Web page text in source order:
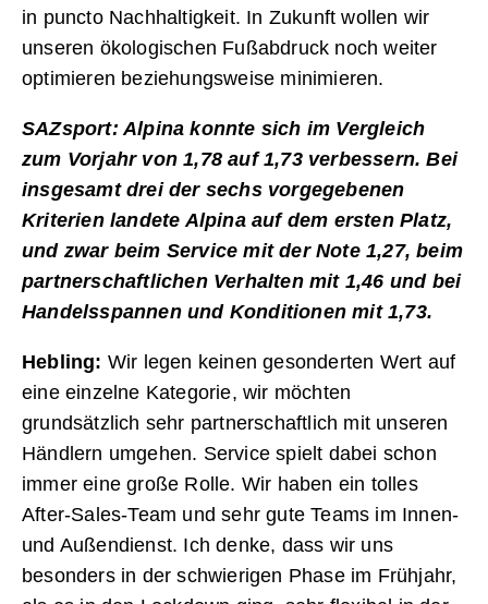
in puncto Nachhaltigkeit. In Zukunft wollen wir
unseren ökologischen Fuß­abdruck noch weiter
optimieren beziehungsweise minimieren.
SAZsport: Alpina konnte sich im Vergleich
zum Vorjahr von 1,78 auf 1,73 verbessern. Bei
insgesamt drei der sechs vorgegebenen
Kriterien landete Alpina auf dem ersten Platz,
und zwar beim Service mit der Note 1,27, beim
partnerschaft­lichen Verhalten mit 1,46 und bei
Handelsspannen und Konditionen mit 1,73.
Hebling: Wir legen keinen gesonderten Wert auf
eine einzelne Kategorie, wir möchten
grundsätzlich sehr partnerschaftlich mit unseren
Händlern umgehen. Service spielt dabei schon
immer eine große Rolle. Wir haben ein tolles
After-Sales-Team und sehr gute Teams im Innen-
und Außendienst. Ich denke, dass wir uns
besonders in der schwierigen Phase im Frühjahr,